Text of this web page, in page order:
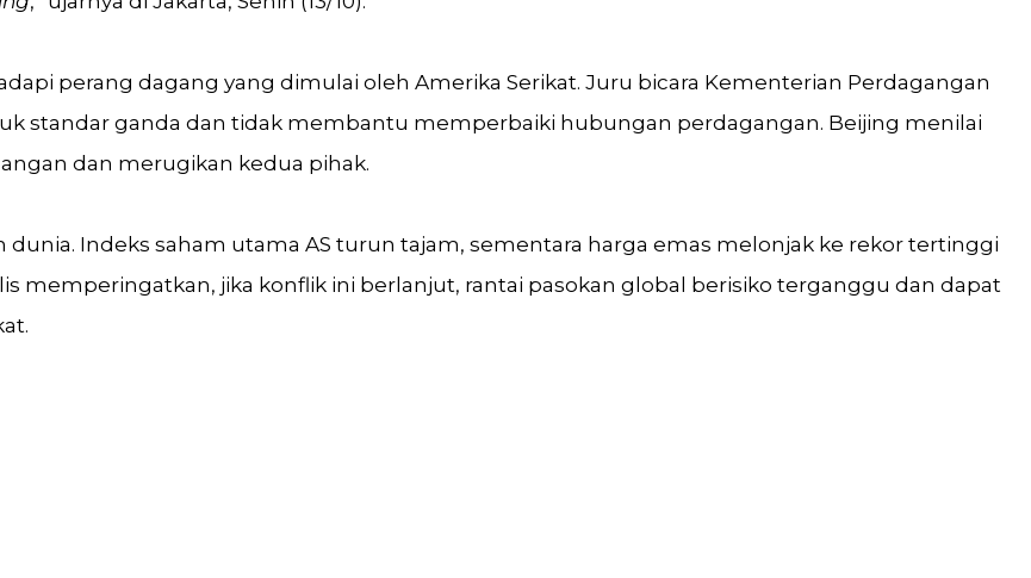
perang dagang yang dimulai oleh Amerika Serikat. Juru bicara Kementerian Perdagangan
standar ganda dan tidak membantu memperbaiki hubungan perdagangan. Beijing menilai
dan merugikan kedua pihak.
Indeks saham utama AS turun tajam, sementara harga emas melonjak ke rekor tertinggi
memperingatkan, jika konflik ini berlanjut, rantai pasokan global berisiko terganggu dan dapat